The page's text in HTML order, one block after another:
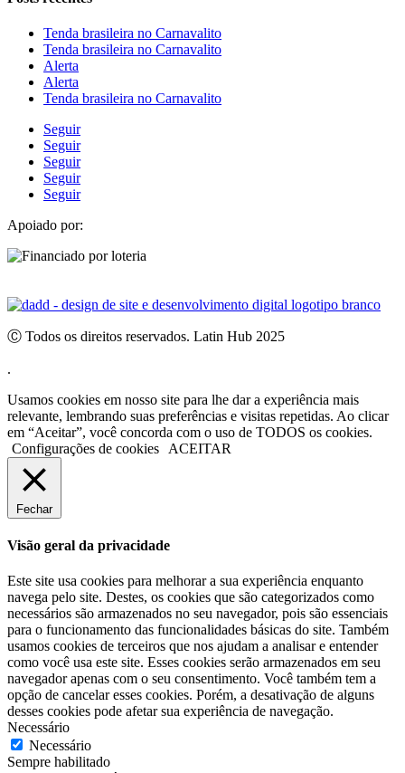
Tenda brasileira no Carnavalito
Tenda brasileira no Carnavalito
Alerta
Alerta
Tenda brasileira no Carnavalito
Seguir
Seguir
Seguir
Seguir
Seguir
Apoiado por:
Ⓒ Todos os direitos reservados. Latin Hub 2025
.
Usamos cookies em nosso site para lhe dar a experiência mais
relevante, lembrando suas preferências e visitas repetidas. Ao clicar
em “Aceitar”, você concorda com o uso de TODOS os cookies.
Configurações de cookies
ACEITAR
Fechar
Visão geral da privacidade
Este site usa cookies para melhorar a sua experiência enquanto
navega pelo site. Destes, os cookies que são categorizados como
necessários são armazenados no seu navegador, pois são essenciais
para o funcionamento das funcionalidades básicas do site. Também
usamos cookies de terceiros que nos ajudam a analisar e entender
como você usa este site. Esses cookies serão armazenados em seu
navegador apenas com o seu consentimento. Você também tem a
opção de cancelar esses cookies. Porém, a desativação de alguns
desses cookies pode afetar sua experiência de navegação.
Necessário
Necessário
Sempre habilitado